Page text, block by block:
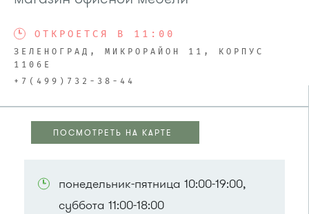
ОТКРОЕТСЯ В 11:00
ЗЕЛЕНОГРАД, МИКРОРАЙОН 11, КОРПУС
1106Е
+7(499)732-38-44
ПОСМОТРЕТЬ НА КАРТЕ
понедельник-пятница 10:00-19:00,
суббота 11:00-18:00